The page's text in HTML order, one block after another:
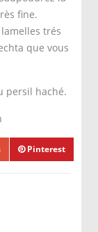
fine.
trés
que vous
persil haché.
Pinterest